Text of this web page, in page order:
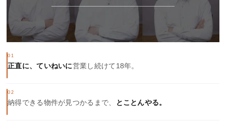
01
正直に、ていねいに営業し続けて18年。
02
納得できる物件が見つかるまで、 とことんやる。